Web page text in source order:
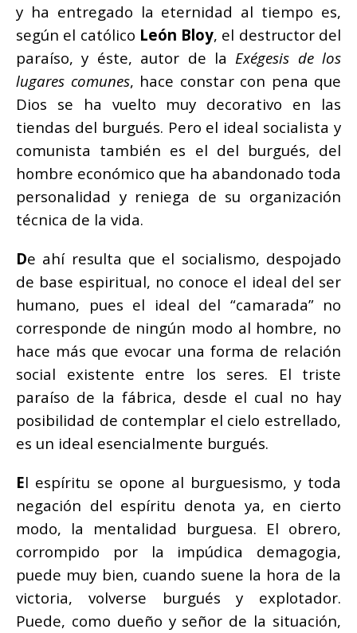
y ha entregado la eternidad al tiempo es,
según el católico León Bloy, el destructor del
paraíso, y éste, autor de laExégesis de los
lugares comunes, hace constar con pena que
Dios se ha vuelto muy decorativo en las
tiendas del burgués. Pero el ideal socialista y
comunista también es el del burgués, del
hombre económico que ha abandonado toda
personalidad y reniega de su organización
técnica de la vida.
De ahí resulta que el socialismo, despojado
de base espiritual, no conoce el ideal del ser
humano, pues el ideal del “camarada” no
corresponde de ningún modo al hombre, no
hace más que evocar una forma de relación
social existente entre los seres. El triste
paraíso de la fábrica, desde el cual no hay
posibilidad de contemplar el cielo estrellado,
es un ideal esencialmente burgués.
El espíritu se opone al burguesismo, y toda
negación del espíritu denota ya, en cierto
modo, la mentalidad burguesa. El obrero,
corrompido por la impúdica demagogia,
puede muy bien, cuando suene la hora de la
victoria, volverse burgués y explotador.
Puede, como dueño y señor de la situación,